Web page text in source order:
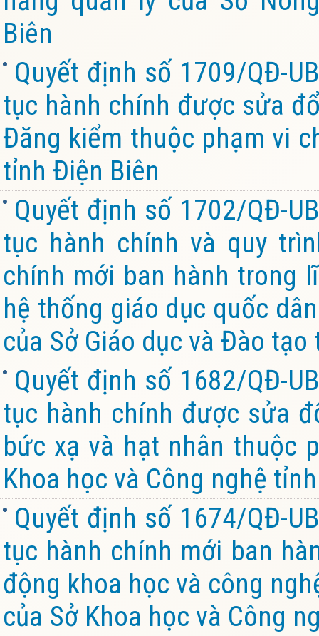
Biên
Quyết định số 1709/QĐ-
tục hành chính được sửa
Đăng kiểm thuộc phạm vi
tỉnh Điện Biên
Quyết định số 1702/QĐ-
tục hành chính và quy
chính mới ban hành trong
hệ thống giáo dục quốc
của Sở Giáo dục và Đào
Quyết định số 1682/QĐ-
tục hành chính được sửa
bức xạ và hạt nhân thuộc
Khoa học và Công nghệ
Quyết định số 1674/QĐ-
tục hành chính mới ban
động khoa học và công
của Sở Khoa học và Công